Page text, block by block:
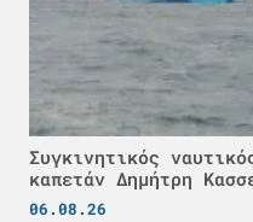
Συγκινητικός
καπετάν Δημήτρη
06.08.26